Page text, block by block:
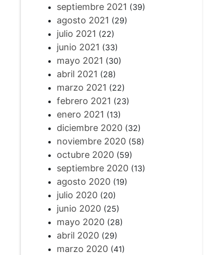
septiembre 2021 (39)
agosto 2021 (29)
julio 2021 (22)
junio 2021 (33)
mayo 2021 (30)
abril 2021 (28)
marzo 2021 (22)
febrero 2021 (23)
enero 2021 (13)
diciembre 2020(32)
noviembre 2020(58)
octubre 2020(59)
septiembre 2020(13)
agosto 2020(19)
julio 2020(20)
junio 2020(25)
mayo 2020(28)
abril 2020(29)
marzo 2020(41)